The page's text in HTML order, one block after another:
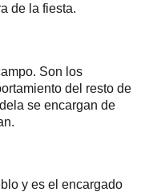
de la fiesta.
Son los
del resto de
se encargan de
y es el encargado